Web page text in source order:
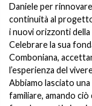
Daniele per
continuità al
i nuovi orizzonti della
Celebrare la sua
Comboniana,
l’esperienza del
Abbiamo lasciato
familiare, amando ciò